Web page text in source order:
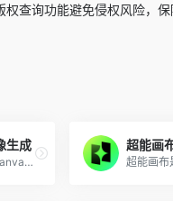
权查询功能避免侵权风险，
生成
在线设计工具Canva推出的AI图...
超能画